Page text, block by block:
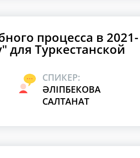
процесса в 2021-
для Туркестанской
СПИКЕР:
ӘЛІПБЕКОВА
САЛТАНАТ